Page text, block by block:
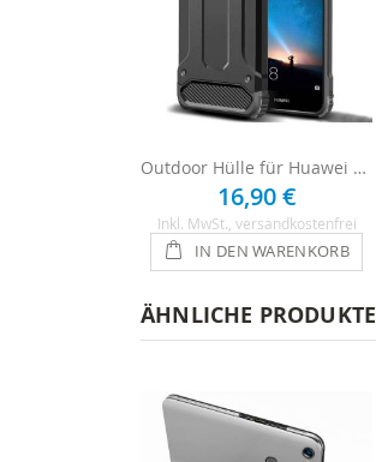
Outdoor Hülle für Huawei P8 Lite 2017 - Schwarz
16,90 €
Inkl. MwSt. , versandkostenfrei
IN DEN WARENKORB
ÄHNLICHE PRODUKTE